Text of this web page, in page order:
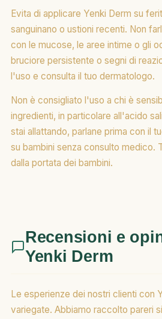
Evita di applicare Yenki Derm su
sanguinano o ustioni recenti. Non
con le mucose, le aree intime o gli
bruciore persistente o segni di
l'uso e consulta il tuo dermatologo.
Non è consigliato l'uso a chi è
ingredienti, in particolare all'acido
stai allattando, parlane prima con il
su bambini senza consulto medico.
dalla portata dei bambini.
Recensioni e
Yenki Derm
Le esperienze dei nostri clienti con
variegate. Abbiamo raccolto pareri